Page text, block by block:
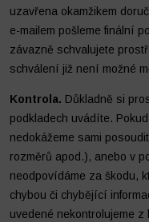
uzavřena okamžikem
e-mailem pošleme finální
závazně schvalujete
schválení již není možné
Kontrola. Důkladně si
podkladech uvádíte.
nedokážeme sami
rozměrů apod.), anebo v
neodpovídáme za škodu,
chybou či chybějící
uvedené nekontrolujeme